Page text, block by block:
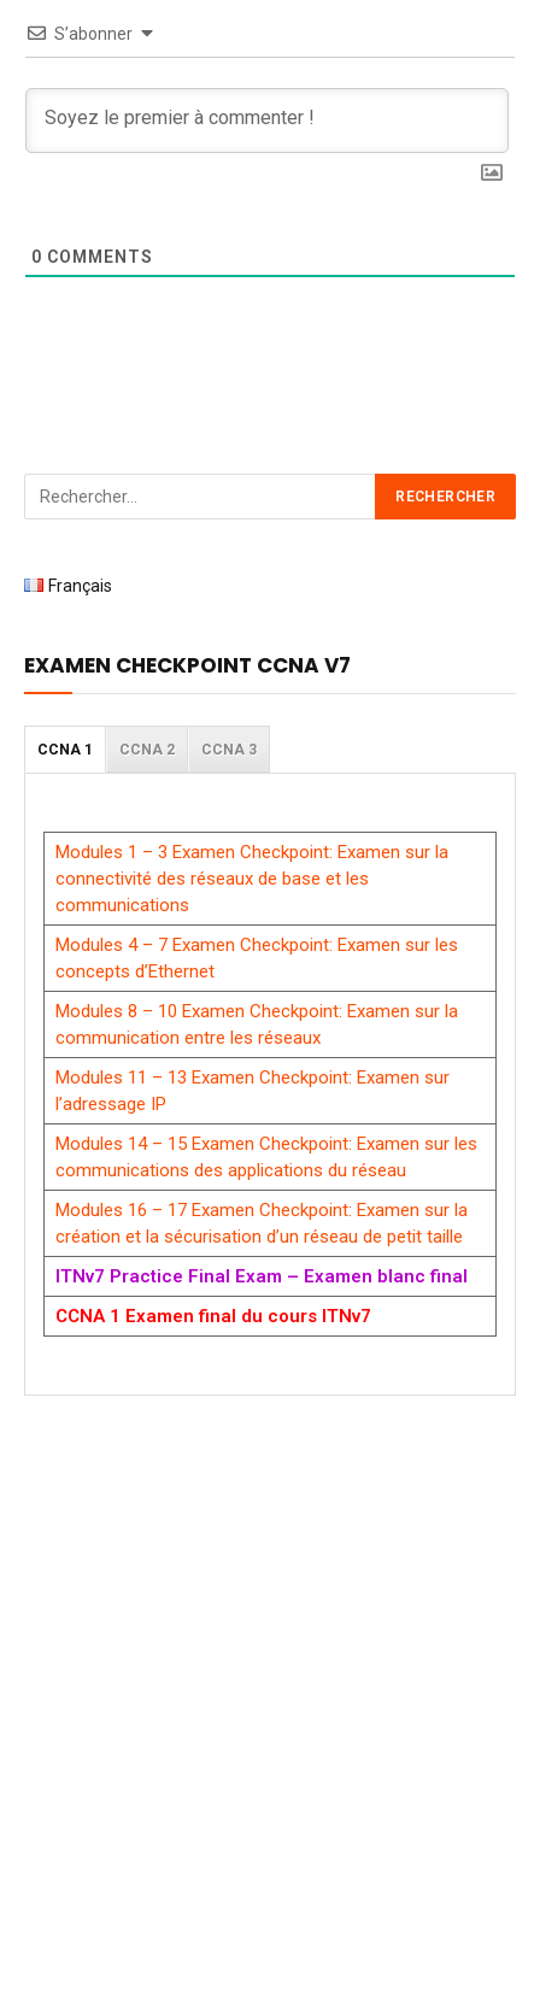
S’abonner
0 COMMENTS
Français
EXAMEN CHECKPOINT CCNA V7
CCNA 1 CCNA 2 CCNA 3
Modules 1 – 3 Examen Checkpoint: Examen sur la
connectivité des réseaux de base et les
communications
Modules 4 – 7 Examen Checkpoint: Examen sur les
concepts d’Ethernet
Modules 8 – 10 Examen Checkpoint: Examen sur la
communication entre les réseaux
Modules 11 – 13 Examen Checkpoint: Examen sur
l’adressage IP
Modules 14 – 15 Examen Checkpoint: Examen sur les
communications des applications du réseau
Modules 16 – 17 Examen Checkpoint: Examen sur la
création et la sécurisation d’un réseau de petit taille
ITNv7 Practice Final Exam – Examen blanc final
CCNA 1 Examen final du cours ITNv7